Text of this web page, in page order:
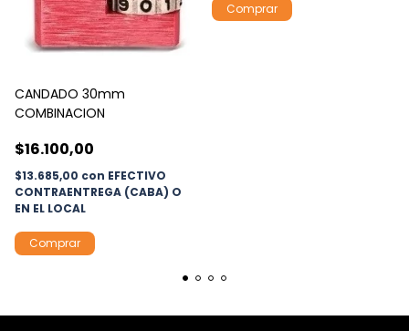
CANDADO 30mm
COMBINACION
$16.100,00
$13.685,00 con EFECTIVO
CONTRAENTREGA (CABA) O
EN EL LOCAL
Comprar